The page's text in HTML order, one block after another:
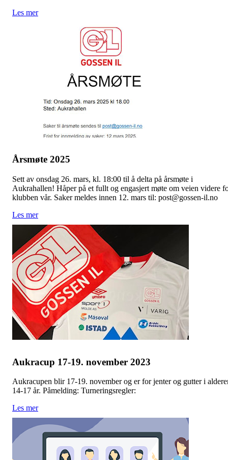
Les mer
Årsmøte 2025
Sett av onsdag 26. mars, kl. 18:00 til å delta på årsmøte i
Aukrahallen! Håper på et fullt og engasjert møte om veien videre
klubben vår. Saker meldes innen 12. mars til: post@gossen-il.no
Les mer
Aukracup 17-19. november 2023
Aukracupen blir 17-19. november og er for jenter og gutter i
14-17 år. Påmelding: Turneringsregler:
Les mer